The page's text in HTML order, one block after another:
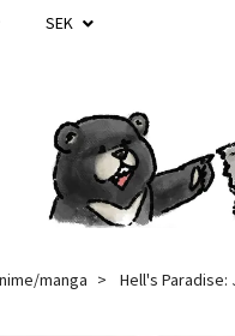
SEK
manga Hell's Paradise: